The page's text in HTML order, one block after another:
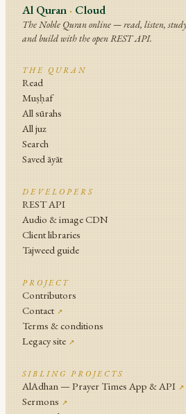
Al Quran · Cloud
The Noble Quran online — read, listen,
and build with the open REST API.
THE QURAN
Read
Muṣḥaf
All sūrahs
All juz
Search
Saved āyāt
DEVELOPERS
REST API
Audio & image CDN
Client libraries
Tajweed guide
PROJECT
Contributors
Contact ↗
Terms & conditions
Legacy site ↗
SIBLING PROJECTS
AlAdhan — Prayer Times App & API ↗
Sermons ↗